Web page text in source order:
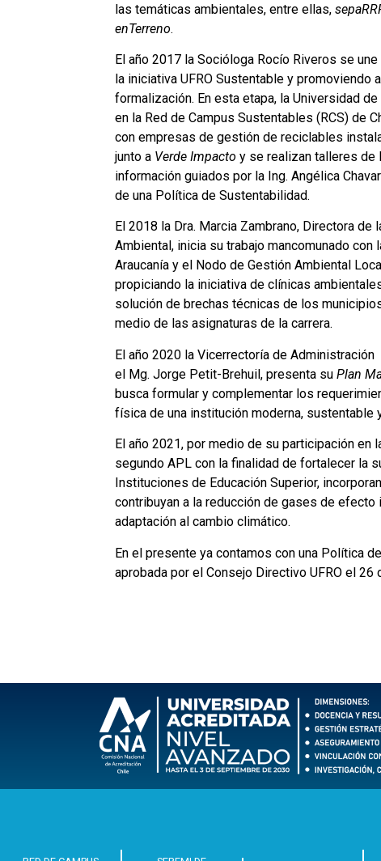
las temáticas ambientales, entre ellas,
enTerreno.
El año 2017 la Socióloga Rocío Riveros se
la iniciativa UFRO Sustentable y promoviendo
formalización. En esta etapa, la Universidad
en la Red de Campus Sustentables (RCS) de
con empresas de gestión de reciclables
junto a Verde Impacto y se realizan talleres de
información guiados por la Ing. Angélica
de una Política de Sustentabilidad.
El 2018 la Dra. Marcia Zambrano, Directora de
Ambiental, inicia su trabajo mancomunado con
Araucanía y el Nodo de Gestión Ambiental
propiciando la iniciativa de clínicas
solución de brechas técnicas de los
medio de las asignaturas de la carrera.
El año 2020 la Vicerrectoría de
el Mg. Jorge Petit-Brehuil, presenta su Plan
busca formular y complementar los
física de una institución moderna, sustentable
El año 2021, por medio de su participación en
segundo APL con la finalidad de fortalecer la
Instituciones de Educación Superior,
contribuyan a la reducción de gases de efecto
adaptación al cambio climático.
En el presente ya contamos con una Política
aprobada por el Consejo Directivo UFRO el 26